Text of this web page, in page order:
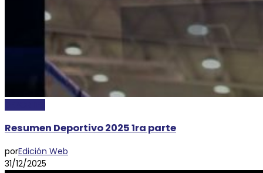
Resumen Deportivo 2025 1ra parte
porEdición Web
31/12/2025